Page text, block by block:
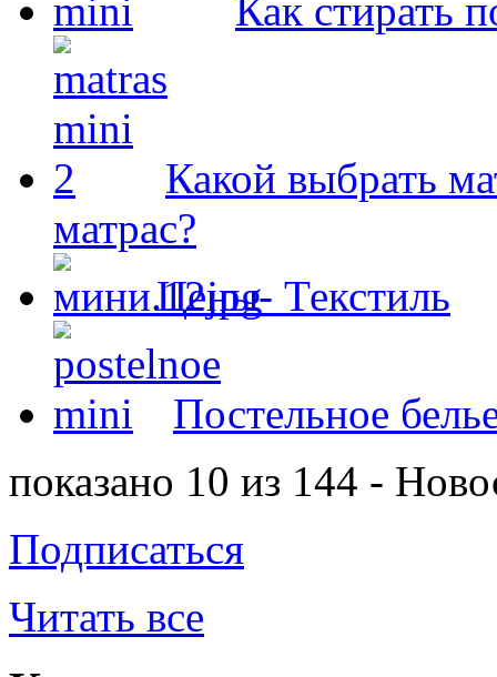
Как стирать
Какой выбрать
матрас?
Цены- Текстиль
Постельное
показано 10 из 144 -
Подписаться
Читать все